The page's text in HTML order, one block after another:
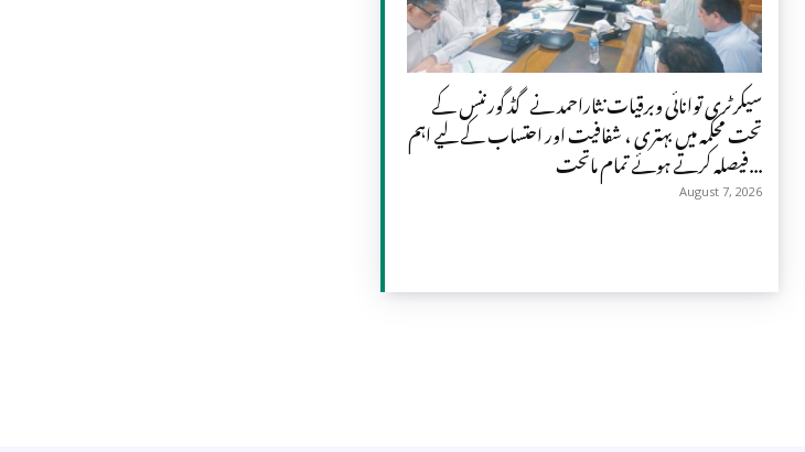
سیکرٹری توانائی وبرقیات نثاراحمد نے گڈ گورننس کے
تحت محکمہ میں بہتری ، شفافیت اور احتساب کے لیے اہم
فیصلہ کرتے ہوئے تمام ماتحت...
August 7, 2026